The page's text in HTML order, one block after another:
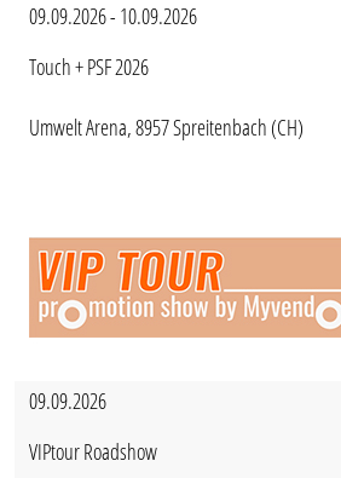
09.09.2026 - 10.09.2026
Touch + PSF 2026
Umwelt Arena, 8957 Spreitenbach (CH)
09.09.2026
VIPtour Roadshow